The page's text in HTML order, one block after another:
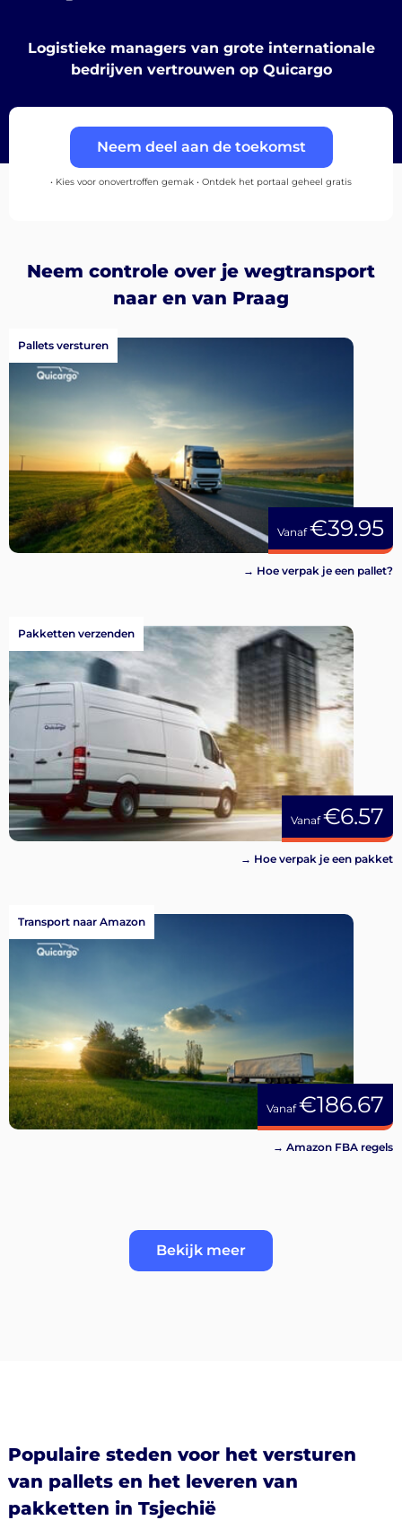
Nederlands
Inloggen
Aanmelden
Logistieke managers van grote internationale
bedrijven vertrouwen op Quicargo
Neem deel aan de toekomst
• Kies voor onovertroffen gemak • Ontdek het portaal geheel gratis
Neem controle over je wegtransport
naar en van Praag
Vanaf€39.95
Pallets versturen
→ Hoe verpak je een pallet?
Vanaf€6.57
Pakketten verzenden
→ Hoe verpak je een pakket
Vanaf€186.67
Transport naar Amazon
→ Amazon FBA regels
Bekijk meer
Populaire steden voor het versturen
van pallets en het leveren van
pakketten in Tsjechië